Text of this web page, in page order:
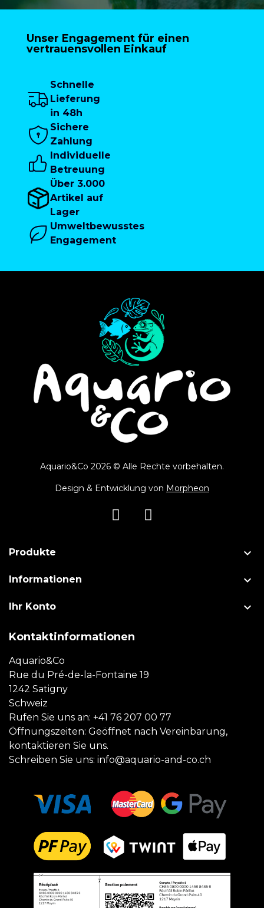
Unser Engagement für einen
vertrauensvollen Einkauf
Schnelle
Lieferung
in 48h
Sichere
Zahlung
Individuelle
Betreuung
Über 3.000
Artikel auf
Lager
Umweltbewusstes
Engagement
Aquario&Co 2026 © Alle Rechte vorbehalten.
Design & Entwicklung von Morpheon
Produkte 
Informationen 
Ihr Konto 
Kontaktinformationen
Aquario&Co
Rue du Pré-de-la-Fontaine 19
1242 Satigny
Schweiz
Rufen Sie uns an: +41 76 207 00 77
Öffnungszeiten: Geöffnet nach Vereinbarung,
kontaktieren Sie uns.
Schreiben Sie uns: info@aquario-and-co.ch